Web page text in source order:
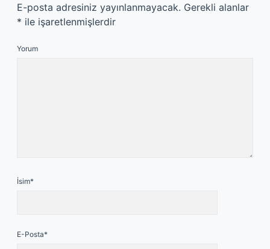
E-posta adresiniz yayınlanmayacak. Gerekli alanlar
* ile işaretlenmişlerdir
Yorum
İsim*
E-Posta*